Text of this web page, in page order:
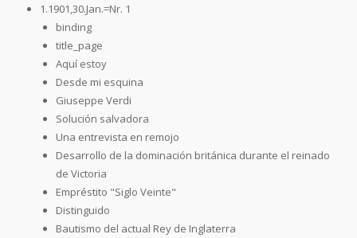
1.1901,30.Jan.=Nr. 1
binding
title_page
Aquí estoy
Desde mi esquina
Giuseppe Verdi
Solución salvadora
Una entrevista en remojo
Desarrollo de la dominación británica durante el reinado
de Victoria
Empréstito "Siglo Veinte"
Distinguido
Bautismo del actual Rey de Inglaterra